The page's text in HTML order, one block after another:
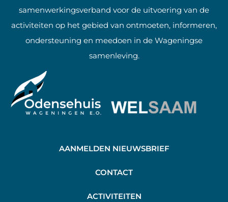
samenwerkingsverband voor de uitvoering van de
activiteiten op het gebied van ontmoeten, informeren,
ondersteuning en meedoen in de Wageningse
samenleving.
AANMELDEN NIEUWSBRIEF
CONTACT
ACTIVITEITEN